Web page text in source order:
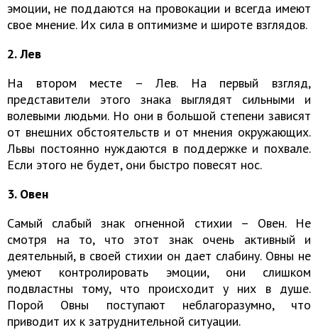
эмоции, не поддаются на провокации и всегда имеют
свое мнение. Их сила в оптимизме и широте взглядов.
2. Лев
На втором месте – Лев. На первый взгляд,
представители этого знака выглядят сильными и
волевыми людьми. Но они в большой степени зависят
от внешних обстоятельств и от мнения окружающих.
Львы постоянно нуждаются в поддержке и похвале.
Если этого не будет, они быстро повесят нос.
3. Овен
Самый слабый знак огненной стихии – Овен. Не
смотря на то, что этот знак очень активный и
деятельный, в своей стихии он дает слабину. Овны не
умеют контролировать эмоции, они слишком
подвластны тому, что происходит у них в душе.
Порой Овны поступают неблагоразумно, что
приводит их к затруднительной ситуации.